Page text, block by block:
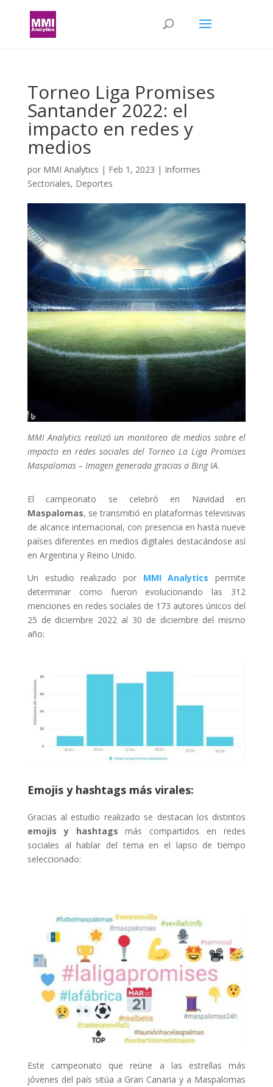
Torneo Liga Promises
Santander 2022: el
impacto en redes y
medios
por MMI Analytics | Feb 1, 2023 | Informes
Sectoriales, Deportes
MMI Analytics realizó un monitoreo de medios sobre el
impacto en redes sociales del Torneo La Liga Promises
Maspalomas – Imagen generada gracias a Bing IA.
El campeonato se celebró en Navidad en
Maspalomas, se transmitió en plataformas televisivas
de alcance internacional, con presencia en hasta nueve
países diferentes en medios digitales destacándose así
en Argentina y Reino Unido.
Un estudio realizado por
MMI Analytics
permite
determinar como fueron evolucionando las 312
menciones en redes sociales de 173 autores únicos del
25 de diciembre 2022 al 30 de diciembre del mismo
año:
Emojis y hashtags más virales:
Gracias al estudio realizado se destacan los distintos
emojis y hashtags más compartidos en redes
sociales al hablar del tema en el lapso de tiempo
seleccionado:
Este campeonato que reúne a las estrellas más
jóvenes del país sitúa a Gran Canaria y a Maspalomas